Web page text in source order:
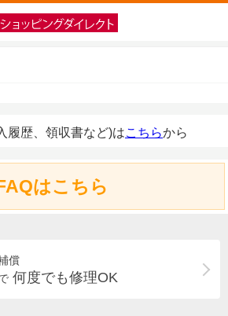
履歴、領収書など)はこちらから
はこちら
償
何度でも修理OK